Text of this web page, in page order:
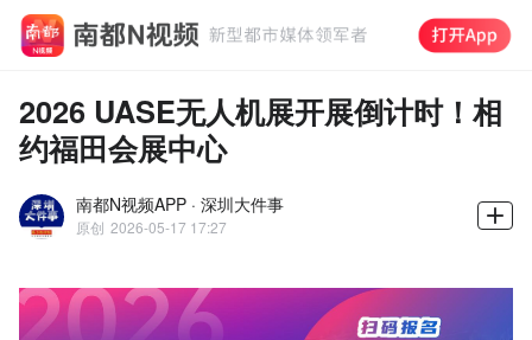
2026 UASE无人机展开展倒计时！相
约福田会展中心
南都N视频APP · 深圳大件事
原创 2026-05-17 17:27